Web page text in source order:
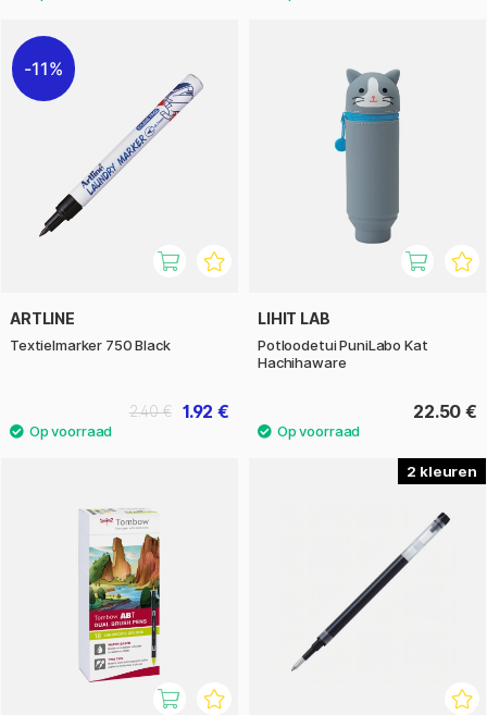
11%
ARTLINE
Textielmarker 750 Black
1.92 €
2.40 €
LIHIT LAB
Potloodetui PuniLabo Kat
Hachihaware
22.50 €
2